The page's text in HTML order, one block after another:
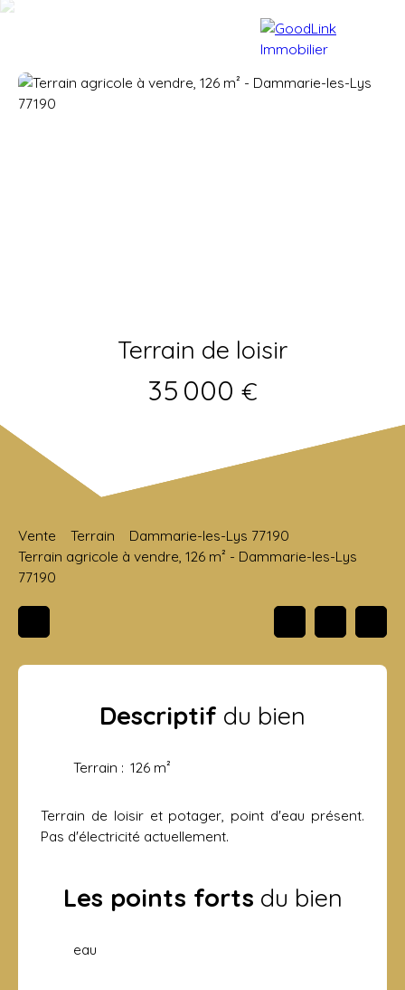
Terrain de loisir
35 000 €
Vente Terrain
Dammarie-les-Lys 77190
Terrain agricole à vendre, 126 m² - Dammarie-les-Lys
77190
Descriptif du bien
Terrain : 126 m²
Terrain de loisir et potager, point d'eau présent.
Pas d'électricité actuellement.
Les points forts du bien
eau